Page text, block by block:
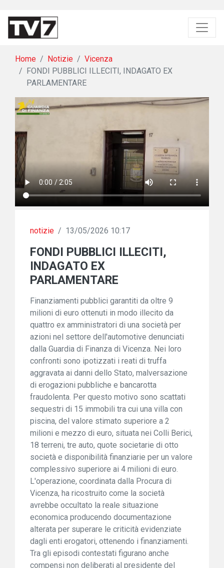
Home Notizie
Vicenza
FONDI PUBBLICI ILLECITI, INDAGATO EX
PARLAMENTARE
notizie / 13/05/2026 10:17
FONDI PUBBLICI ILLECITI,
INDAGATO EX
PARLAMENTARE
Finanziamenti pubblici garantiti da oltre 9
milioni di euro ottenuti in modo illecito da
quattro ex amministratori di una società per
azioni nel settore dell'automotive denunciati
dalla Guardia di Finanza di Vicenza. Nei loro
confronti sono ipotizzati i reati di truffa
aggravata ai danni dello Stato, malversazione
di erogazioni pubbliche e bancarotta
fraudolenta. Per questo motivo sono scattati
sequestri di 15 immobili tra cui una villa con
piscina, del valore stimato superiore a 2
milioni e mezzo di euro, situata nei Colli Berici,
18 terreni, tre auto, quote societarie di otto
società e disponibilità finanziarie per un valore
complessivo superiore ai 4 milioni di euro.
L'operazione, coordinata dalla Procura di
Vicenza, ha ricostruito come la società
avrebbe occultato la reale situazione
economica producendo documentazione
alterata per superare le criticità evidenziate
dagli enti erogatori, ottenendo i finanziamenti.
Tra gli episodi contestati figurano anche
compensi non deliberati al presidente del